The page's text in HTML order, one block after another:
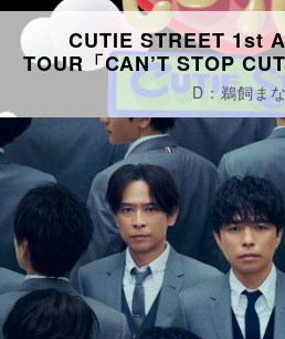
CUTIE STREET 1st
TOUR「CAN’T STOP
D：鵜飼ま